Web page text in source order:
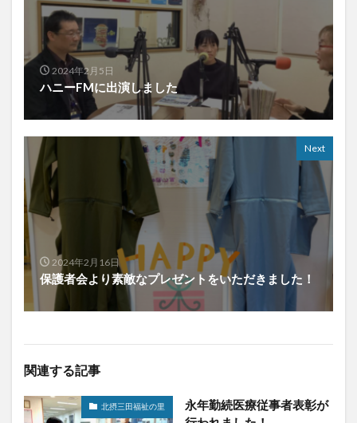
2024年2月5日
ハニーFMに出演しました
Next
2024年2月16日
保護者会より素敵なプレゼントをいただきました！
関連する記事
北摂三田福祉の里
永年勤続医療従事者表彰が